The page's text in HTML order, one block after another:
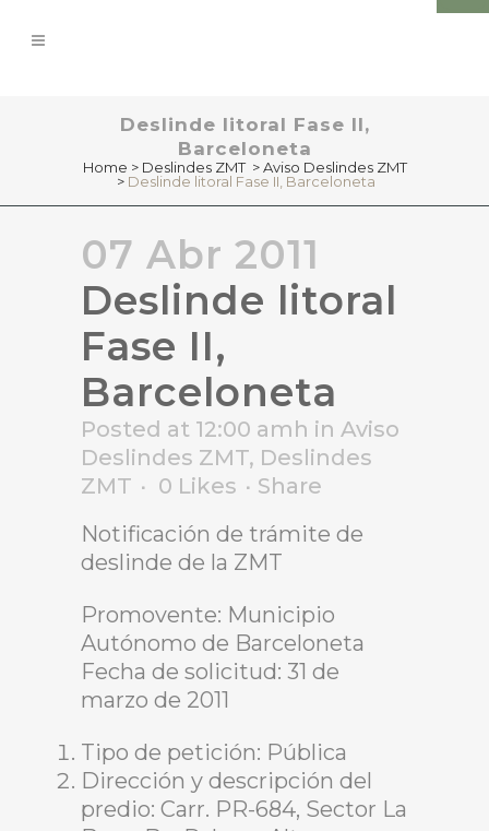
Deslinde litoral Fase II,
Barceloneta
Home > Deslindes ZMT >Aviso Deslindes ZMT
> Deslinde litoral Fase II, Barceloneta
07 Abr 2011
Deslinde litoral
Fase II,
Barceloneta
Posted at 12:00 amh in Aviso
Deslindes ZMT, Deslindes
ZMT
0 Likes
Share
Notificación de trámite de
deslinde de la ZMT
Promovente: Municipio
Autónomo de Barceloneta
Fecha de solicitud: 31 de
marzo de 2011
Tipo de petición: Pública
Dirección y descripción del
predio: Carr. PR-684, Sector La